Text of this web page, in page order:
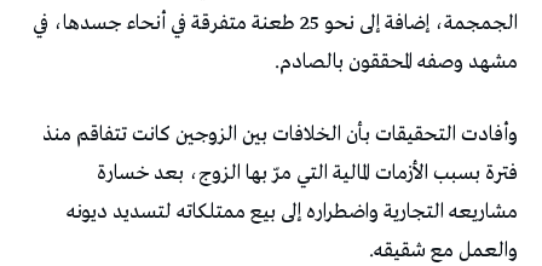
الجمجمة، إضافة إلى نحو 25 طعنة متفرقة في أنحاء جسدها، في
مشهد وصفه المحققون بالصادم.
وأفادت التحقيقات بأن الخلافات بين الزوجين كانت تتفاقم منذ
فترة بسبب الأزمات المالية التي مرّ بها الزوج، بعد خسارة
مشاريعه التجارية واضطراره إلى بيع ممتلكاته لتسديد ديونه
والعمل مع شقيقه.